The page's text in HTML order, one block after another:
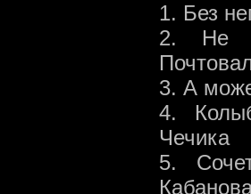
1. Без
2. Не
3. А
4.
Чечика
5.